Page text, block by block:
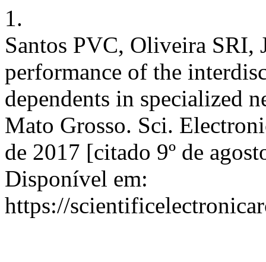
1.
Santos PVC, Oliveira SRI,
performance of the
dependents in specialized
Mato Grosso. Sci.
de 2017 [citado 9º de
Disponível em:
https://